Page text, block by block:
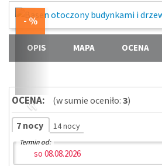
«
OPIS MAPA OCENA
OCENA: (w sumie oceniło: 3)
7 nocy 14 nocy
Termin od: